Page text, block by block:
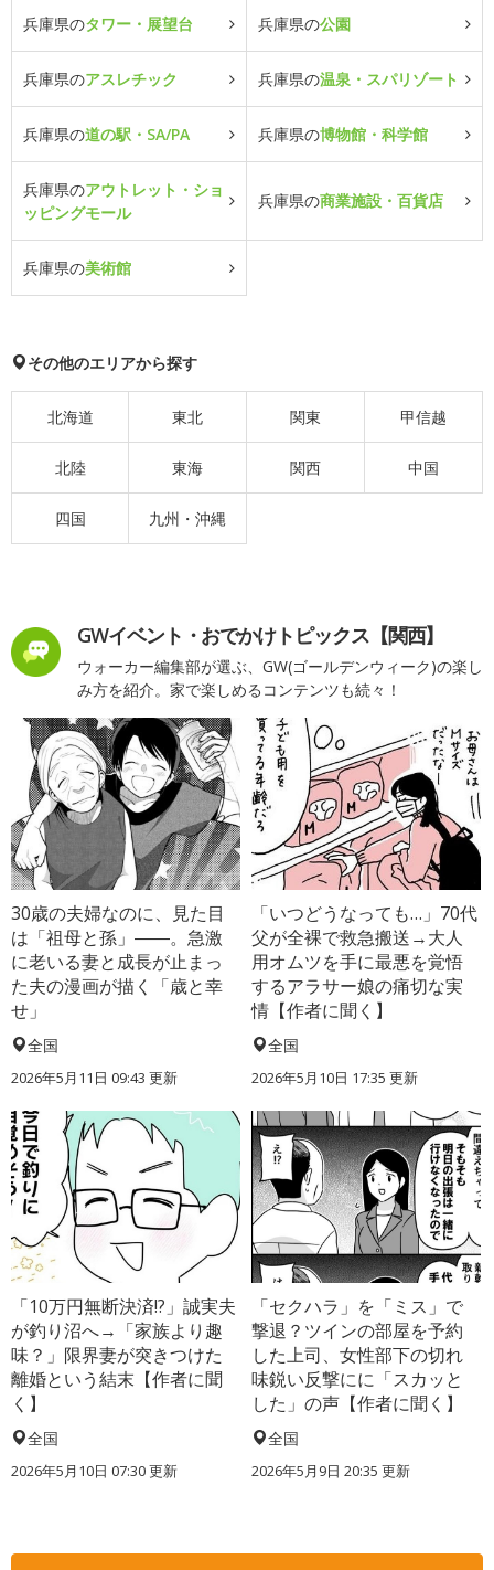
兵庫県のタワー・展望台 兵庫県の公園
兵庫県のアスレチック 兵庫県の温泉・スパリゾート
兵庫県の道の駅・SA/PA 兵庫県の博物館・科学館
兵庫県のアウトレット・ショ
ッピングモール
兵庫県の商業施設・百貨店
兵庫県の美術館
その他のエリアから探す
北海道 東北 関東 甲信越
北陸 東海 関西 中国
四国 九州・沖縄
GWイベント・おでかけトピックス【関西】
ウォーカー編集部が選ぶ、GW(ゴールデンウィーク)の楽し
み方を紹介。家で楽しめるコンテンツも続々！
30歳の夫婦なのに、見た目
は「祖母と孫」――。急激
に老いる妻と成長が止まっ
た夫の漫画が描く「歳と幸
せ」
全国
2026年5月11日 09:43 更新
「いつどうなっても…」70代
父が全裸で救急搬送→大人
用オムツを手に最悪を覚悟
するアラサー娘の痛切な実
情【作者に聞く】
全国
2026年5月10日 17:35 更新
「10万円無断決済!?」誠実夫
が釣り沼へ→「家族より趣
味？」限界妻が突きつけた
離婚という結末【作者に聞
く】
全国
2026年5月10日 07:30 更新
「セクハラ」を「ミス」で
撃退？ツインの部屋を予約
した上司、女性部下の切れ
味鋭い反撃にに「スカッと
した」の声【作者に聞く】
全国
2026年5月9日 20:35 更新